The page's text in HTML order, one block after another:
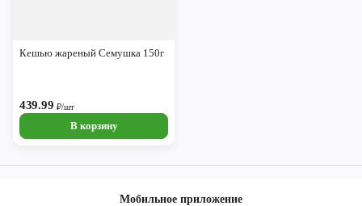
Кешью жареный Семушка 150г
439.99 ₽/шт
В корзину
Мобильное приложение